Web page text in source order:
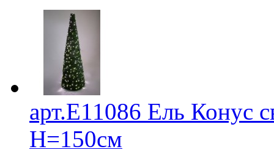
арт.Е11086 Ель Конус
H=150см